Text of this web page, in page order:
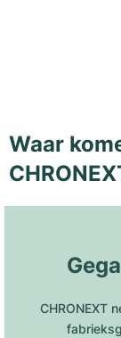
Waar
CHRONEXT